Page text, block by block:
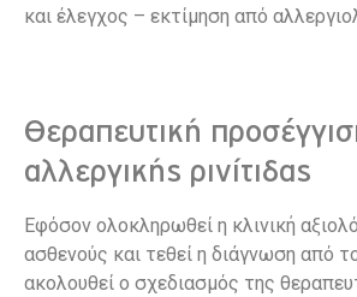
και έλεγχος – εκτίμηση από
Θεραπευτική
αλλεργικής ρινίτιδας
Εφόσον ολοκληρωθεί η κλινική
ασθενούς και τεθεί η διάγνωση από
ακολουθεί ο σχεδιασμός της